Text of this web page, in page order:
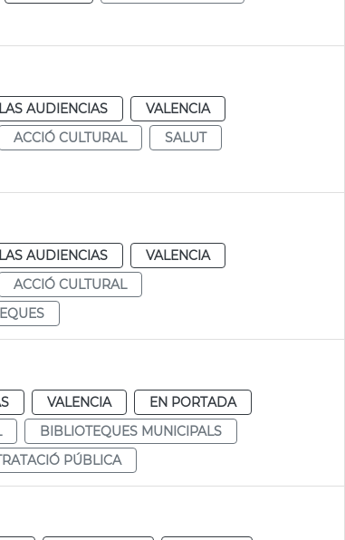
AUDIENCIAS
VALENCIA
ACCIÓ CULTURAL
SALUT
AUDIENCIAS
VALENCIA
ACCIÓ CULTURAL
VALENCIA
EN PORTADA
BIBLIOTEQUES MUNICIPALS
PÚBLICA